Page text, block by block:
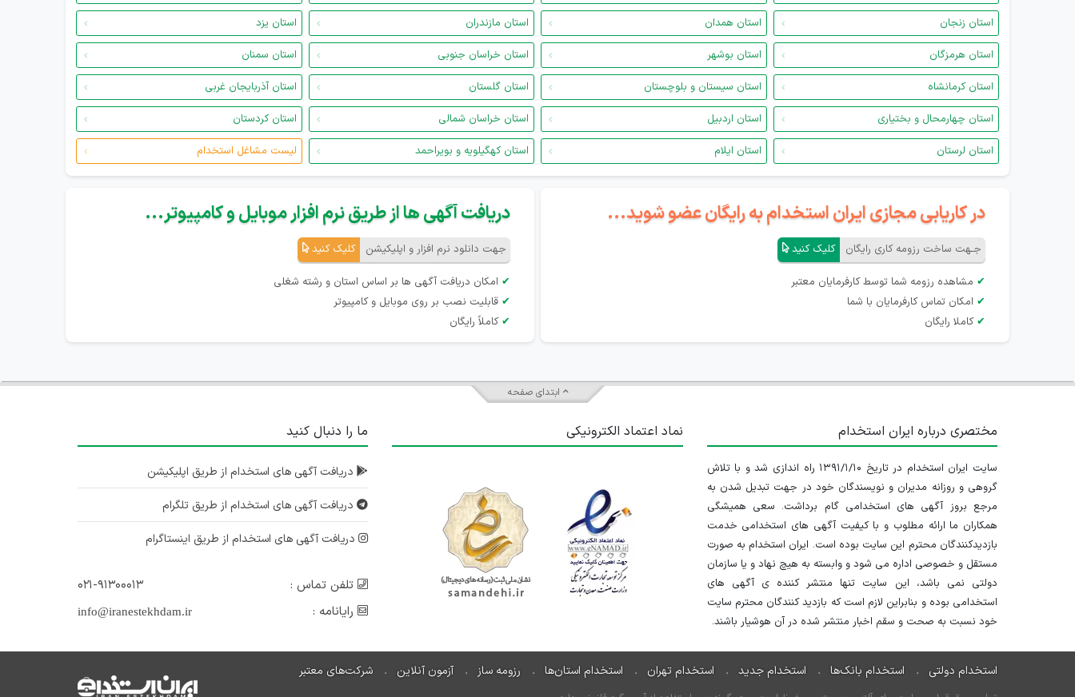
استان زنجان
استان همدان استان مازندران
استان یزد
استان هرمزگان
استان بوشهر استان خراسان جنوبی
استان سمنان
استان کرمانشاه
استان سیستان و بلوچستان استان گلستان
استان آذربایجان غربی
استان چهارمحال و بختیاری
استان اردبیل استان خراسان شمالی
استان کردستان
استان لرستان
استان ایلام استان کهگیلویه و بویراحمد لیست مشاغل استخدام
در کاریابی مجازی ایران استخدام به رایگان عضو شوید...
جـهت ساخت رزومه کاری رایگان کلیک کنید
✔ مشاهده رزومه شما توسط کارفرمایان معتبر
✔ امکان تماس کارفرمایان با شما
✔ کاملا رایگان
دریافت آگهی ها از طریق نرم افزار موبایل و کامپیوتر...
جهت دانلود نرم افزار و اپلیکیشن کلیک کنید
✔ امکان دریافت آگهی ها بر اساس استان و رشته شغلی
✔ قابلیت نصب بر روی موبایل و کامپیوتر
✔ کاملاً رایگان
ابتدای صفحه
مختصری درباره ایران استخدام
سایت ایران استخدام در تاریخ ۱۳۹۱/۱/۱۰ راه اندازی شد و با تلاش
گروهی و روزانه مدیران و نویسندگان خود در جهت تبدیل شدن به
مرجع بروز آگهی های استخدامی گام برداشت. سعی همیشگی
همکاران ما ارائه مطلوب و با کیفیت آگهی های استخدامی خدمت
بازدیدکنندگان محترم این سایت بوده است. ایران استخدام به صورت
مستقل و خصوصی اداره می شود و وابسته به هیچ نهاد و یا سازمان
دولتی نمی باشد، این سایت تنها منتشر کننده ی آگهی های
استخدامی بوده و بنابراین لازم است که بازدید کنندگان محترم سایت
خود نسبت به صحت و سقم اخبار منتشر شده در آن هوشیار باشند.
نماد اعتماد الکترونیکی ما را دنبال کنید
دریافت آگهی های استخدام از طریق اپلیکیشن
دریافت آگهی های استخدام از طریق تلگرام
دریافت آگهی های استخدام از طریق اینستاگرام
تلفن تماس :
۰۲۱-۹۱۳۰۰۰۱۳
رایانامه :
info@iranestekhdam.ir
استخدام دولتی استخدام بانک‌ها استخدام جدید استخدام تهران استخدام استان‌ها رزومه ساز آزمون آنلاین شرکت‌های معتبر